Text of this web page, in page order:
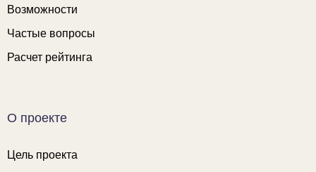
Возможности
Частые вопросы
Расчет рейтинга
О проекте
Цель проекта